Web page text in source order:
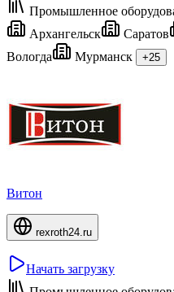
Промышленное
Архангельск
Саратов
Вологда
Мурманск +25
Витон
rexroth24.ru
Начать загрузку